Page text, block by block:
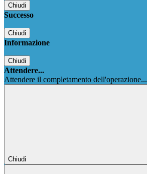
Chiudi
Successo
Chiudi
Informazione
Chiudi
Attendere...
Attendere il completamento dell'operazione...
Chiudi